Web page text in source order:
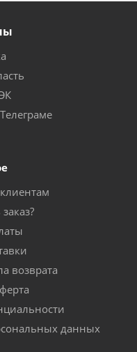
возврата
данных